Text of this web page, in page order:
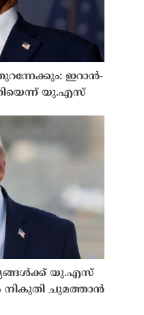
ഇറാൻ-
യു.എസ്
യു.എസ്
നികുതി ചുമത്താൻ